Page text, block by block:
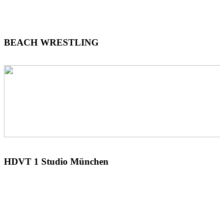
BEACH WRESTLING
HDVT 1 Studio München